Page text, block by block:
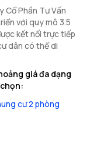
Phần Tư Vấn
với quy mô 3.5
kết nối trực tiếp
dân có thể di
giá đa dạng
cư 2 phòng